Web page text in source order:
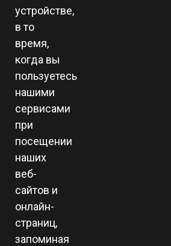
устройстве,
в то
время,
когда вы
пользуетесь
нашими
сервисами
при
посещении
наших
веб-
сайтов и
онлайн-
страниц,
запоминая